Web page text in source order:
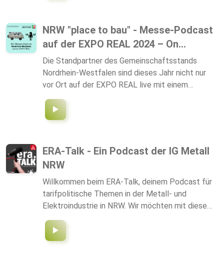
NRW "place to bau" - Messe-Podcast
auf der EXPO REAL 2024 – On...
Die Standpartner des Gemeinschaftsstands
Nordrhein-Westfalen sind dieses Jahr nicht nur
vor Ort auf der EXPO REAL live mit einem
– live aus dem mobilen Podcast-Studio im
Zeitreisebus. Dieser rollende Kulturerbe- und
direkt in den Messehallen. Hier werden die
zentralen Themen der Messe greifbar gemacht –
nicht nur für die Besucher vor Ort, sondern auch
für alle, die von zu Hause oder unterwegs zuhören.
ERA-Talk - Ein Podcast der IG Metall
NRW
Willkommen beim ERA-Talk, deinem Podcast für
tarifpolitische Themen in der Metall- und
Elektroindustrie in NRW. Wir möchten mit diesem
euch weitere Informationen zum Thema ERA mit
auf den Weg geben. weitere Infos für